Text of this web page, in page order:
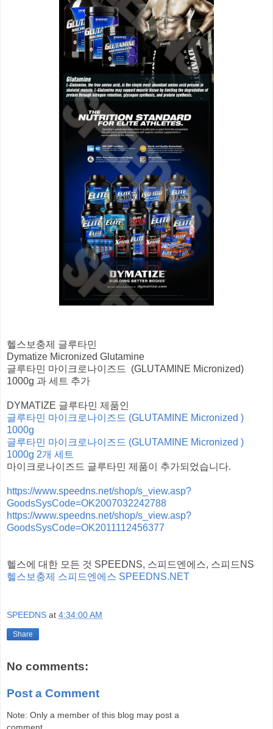
헬스보충제 글루타민
Dymatize Micronized Glutamine
글루타민 마이크로나이즈드 (GLUTAMINE Micronized)
1000g 과 세트 추가
DYMATIZE 글루타민 제품인
글루타민 마이크로나이즈드 (GLUTAMINE Micronized )
1000g
글루타민 마이크로나이즈드 (GLUTAMINE Micronized )
1000g 2개 세트
마이크로나이즈드 글루타민 제품이 추가되었습니다.
https://www.speedns.net/shop/s_view.asp?
GoodsSysCode=OK2007032242788
https://www.speedns.net/shop/s_view.asp?
GoodsSysCode=OK2011112456377
헬스에 대한 모든 것 SPEEDNS, 스피드엔에스, 스피드NS
헬스보충제 스피드엔에스 SPEEDNS.NET
SPEEDNS at 4:34:00 AM
Share
No comments:
Post a Comment
Note: Only a member of this blog may post a